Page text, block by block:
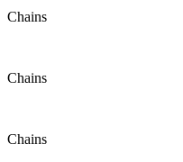
Chains
Chains
Chains